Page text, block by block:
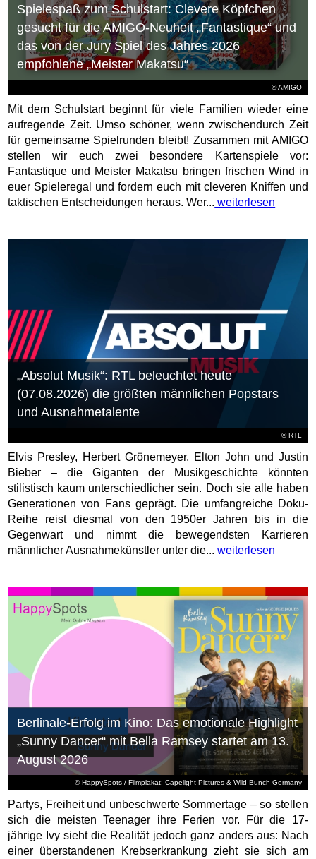
© AMIGO
Spielespaß zum Schulstart: Clevere Köpfchen
gesucht für die AMIGO-Neuheit „Fantastique“ und
das von der Jury Spiel des Jahres 2026
empfohlene „Meister Makatsu“
Mit dem Schulstart beginnt für viele Familien wieder eine
aufregende Zeit. Umso schöner, wenn zwischendurch Zeit
für gemeinsame Spielrunden bleibt! Zusammen mit AMIGO
stellen wir euch zwei besondere Kartenspiele vor:
Fantastique und Meister Makatsu bringen frischen Wind in
euer Spieleregal und fordern euch mit cleveren Kniffen und
taktischen Entscheidungen heraus. Wer... weiterlesen
©RTL
„Absolut Musik“: RTL beleuchtet heute
(07.08.2026) die größten männlichen Popstars
und Ausnahmetalente
Elvis Presley, Herbert Grönemeyer, Elton John und Justin
Bieber – die Giganten der Musikgeschichte könnten
stilistisch kaum unterschiedlicher sein. Doch sie alle haben
Generationen von Fans geprägt. Die umfangreiche Doku-
Reihe reist diesmal von den 1950er Jahren bis in die
Gegenwart und nimmt die bewegendsten Karrieren
männlicher Ausnahmekünstler unter die... weiterlesen
© HappySpots / Filmplakat: Capelight Pictures & Wild Bunch Germany
Berlinale-Erfolg im Kino: Das emotionale Highlight
„Sunny Dancer“ mit Bella Ramsey startet am 13.
August 2026
Partys, Freiheit und unbeschwerte Sommertage – so stellen
sich die meisten Teenager ihre Ferien vor. Für die 17-
jährige Ivy sieht die Realität jedoch ganz anders aus: Nach
einer überstandenen Krebserkrankung zieht sie sich am